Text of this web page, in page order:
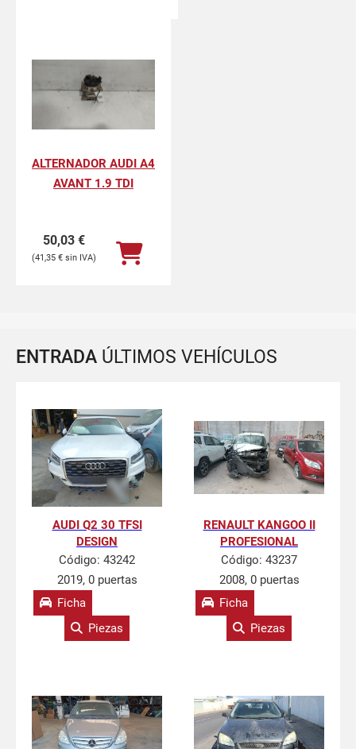
ALTERNADOR AUDI A4
AVANT 1.9 TDI
50,03 €
41,35 €
ENTRADA ÚLTIMOS VEHÍCULOS
AUDI Q2 30 TFSI
DESIGN
Código: 43242
2019, 0 puertas
Ficha
Piezas
RENAULT KANGOO II
PROFESIONAL
Código: 43237
2008, 0 puertas
Ficha
Piezas